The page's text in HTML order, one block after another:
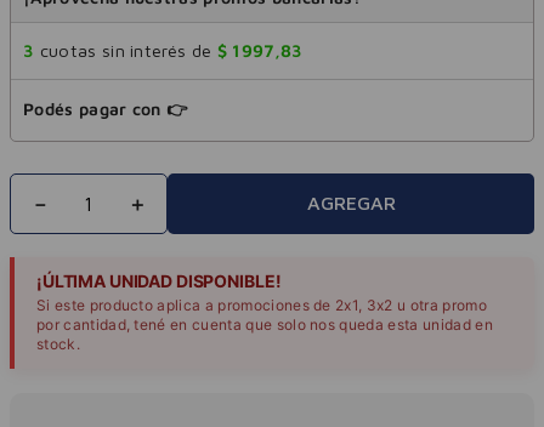
3 cuotas sin interés de $ 1997,83
Podés pagar con 👉
＋
－ AGREGAR
¡ÚLTIMA UNIDAD DISPONIBLE!
Si este producto aplica a promociones de 2x1, 3x2 u otra promo
por cantidad, tené en cuenta que solo nos queda esta unidad en
stock.